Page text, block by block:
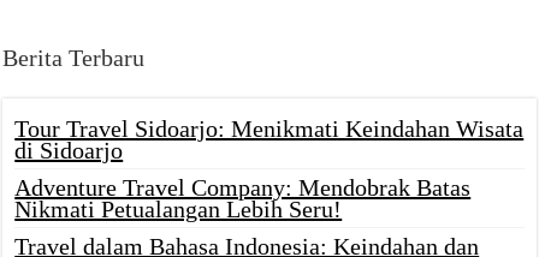
Berita Terbaru
Tour Travel Sidoarjo: Menikmati Keindahan Wisata
di Sidoarjo
Adventure Travel Company: Mendobrak Batas
Nikmati Petualangan Lebih Seru!
Travel dalam Bahasa Indonesia: Keindahan dan